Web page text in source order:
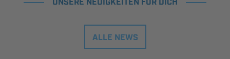
UNSERE NEUIGKEITEN FÜR DICH
ALLE NEWS